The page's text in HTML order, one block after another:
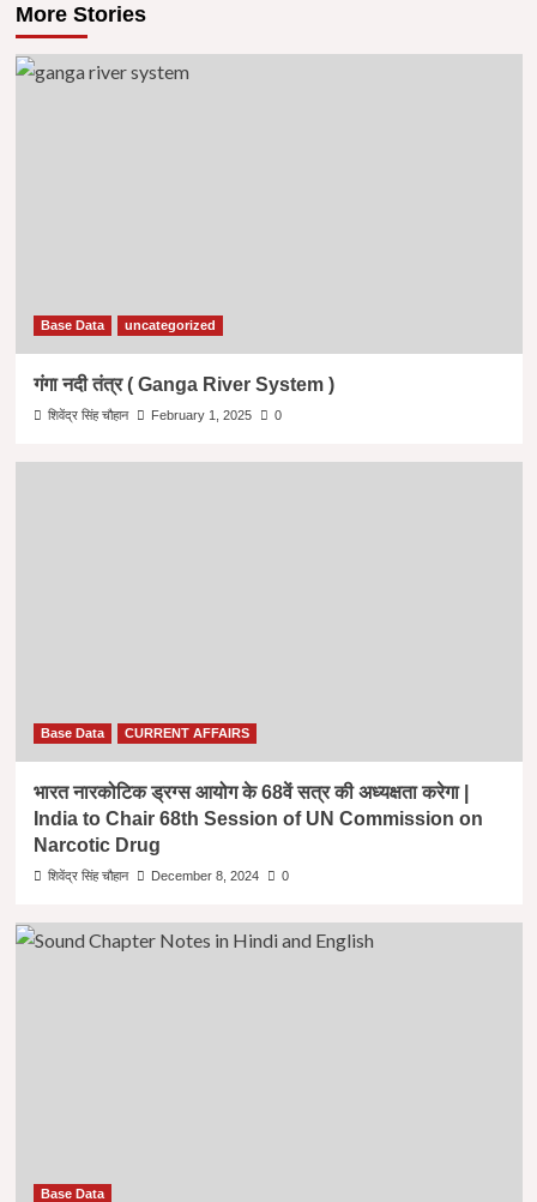
More Stories
Base Data uncategorized
गंगा नदी तंत्र ( Ganga River System )
शिवेंद्र सिंह चौहान February 1, 2025 0
Base Data CURRENT AFFAIRS
भारत नारकोटिक ड्रग्स आयोग के 68वें सत्र की अध्यक्षता करेगा |
India to Chair 68th Session of UN Commission on
Narcotic Drug
शिवेंद्र सिंह चौहान December 8, 2024 0
Base Data